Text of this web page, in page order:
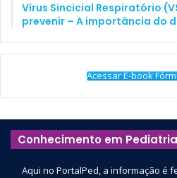
Vírus Sincicial Respiratório
prevenir – A importância do
Acessar E-book
Conhecimento em Pediatria
Aqui no PortalPed, a informação é